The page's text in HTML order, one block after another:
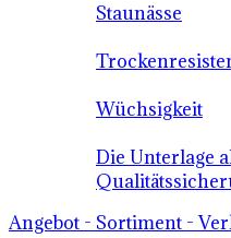
Staunässe
Wüchsigkeit
Die Unterlage
Angebot - Sortiment -